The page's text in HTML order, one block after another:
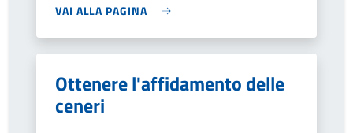
VAI ALLA PAGINA
Ottenere l'affidamento delle
ceneri